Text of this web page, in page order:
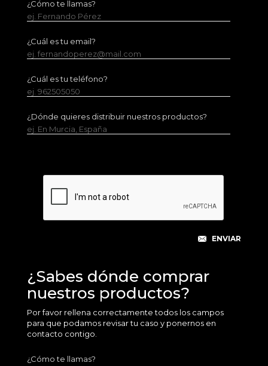
¿Cómo te llamas?
ej. Fernando Pérez
¿Cuál es tu email?
ej. fernandoperez@mail.com
¿Cuál es tu teléfono?
ej. 962505050
¿Dónde quieres distribuir nuestros productos?
ej. En Murcia, España
¿Sabes dónde comprar
nuestros productos?
Por favor rellena correctamente todos los campos
para que podamos revisar tu caso y ponernos en
contacto contigo.
¿Cómo te llamas?